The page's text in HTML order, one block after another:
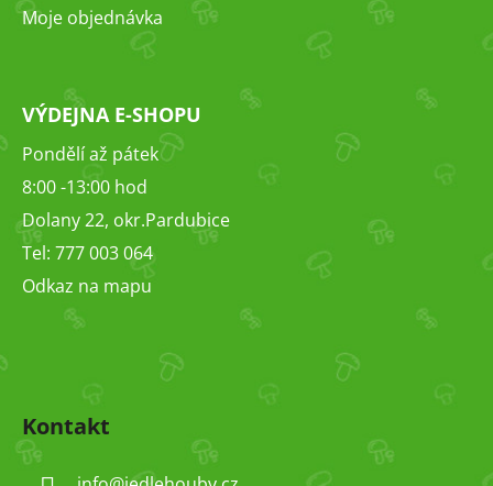
Moje objednávka
VÝDEJNA E-SHOPU
Pondělí až pátek
8:00 -13:00 hod
Dolany 22, okr.Pardubice
Tel: 777 003 064
Odkaz na mapu
Kontakt